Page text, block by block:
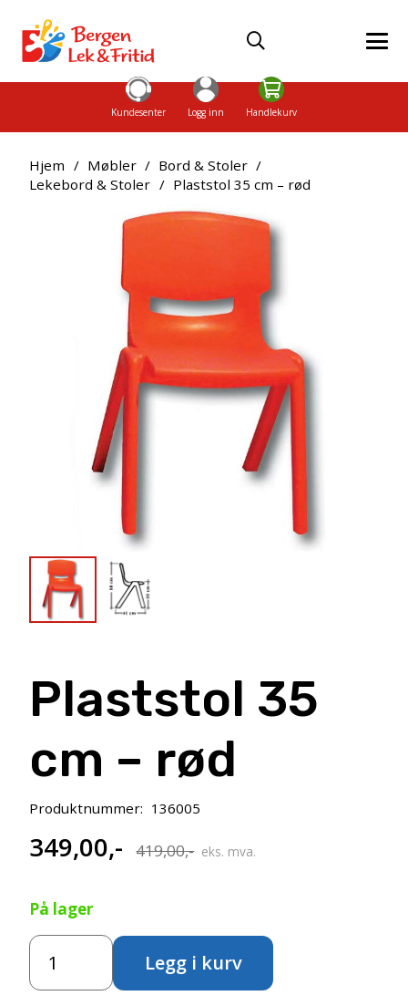
Kundesenter Logg inn Handlekurv
Hjem / Møbler / Bord & Stoler /
Lekebord & Stoler / Plaststol 35 cm – rød
Plaststol 35
cm – rød
Produktnummer: 136005
419,00,-
Opprinnelig
var:
419,00,-.
349,00,-
Nåværende
er:
349,00,-.
eks. mva.
På lager
Plaststol
cm
Legg i kurv